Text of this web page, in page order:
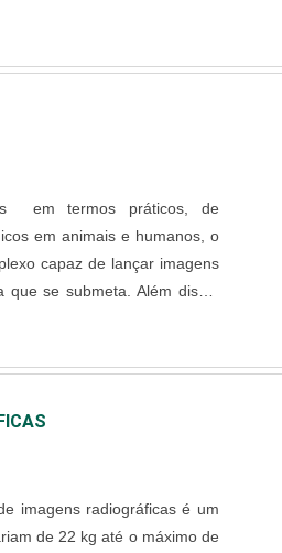
resolução. Além disso, as
de e-mails. Vantagens do....
em termos práticos, de
em animais e humanos, o
capaz de lançar imagens
se submeta. Além disso,
pode ser móvel ou
prática a ser cumprida....
de 22 kg até o máximo de